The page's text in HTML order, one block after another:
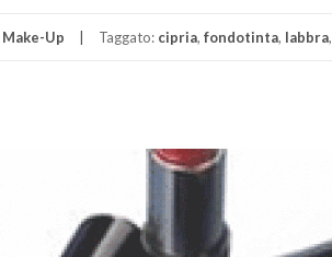
Make-Up Taggato: cipria, fondotinta, labbra,